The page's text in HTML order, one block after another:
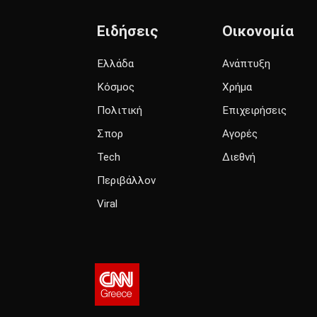
Ειδήσεις
Ελλάδα
Κόσμος
Πολιτική
Σπορ
Tech
Περιβάλλον
Viral
Οικονομία
Ανάπτυξη
Χρήμα
Επιχειρήσεις
Αγορές
Διεθνή